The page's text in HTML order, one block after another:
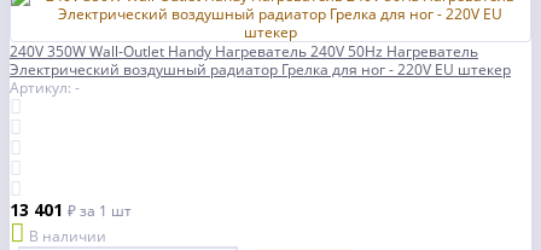
240V 350W Wall-Outlet Handy Нагреватель 240V 50Hz Нагреватель
Электрический воздушный радиатор Грелка для ног - 220V EU штекер
Артикул: -
13 401 ₽за 1 шт
В наличии